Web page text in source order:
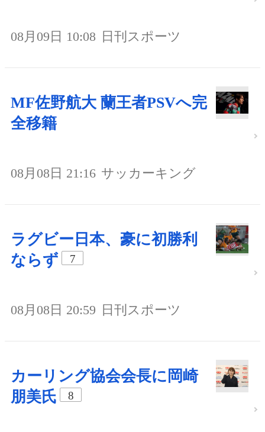
08月09日 10:08 日刊スポーツ
MF佐野航大 蘭王者PSVへ完
全移籍
08月08日 21:16 サッカーキング
ラグビー日本、豪に初勝利
ならず
7
08月08日 20:59 日刊スポーツ
カーリング協会会長に岡崎
朋美氏
8